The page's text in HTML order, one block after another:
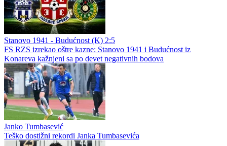
Stanovo 1941 - Budućnost (K) 2:5
FS RZS izrekao oštre kazne: Stanovo 1941 i Budućnost iz
Konareva kažnjeni sa po devet negativnih bodova
Janko Tumbasević
Teško dostižni rekordi Janka Tumbasevića